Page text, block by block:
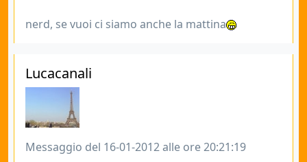
nerd, se vuoi ci siamo anche la mattina
Lucacanali
Messaggio del 16-01-2012 alle ore 20:21:19